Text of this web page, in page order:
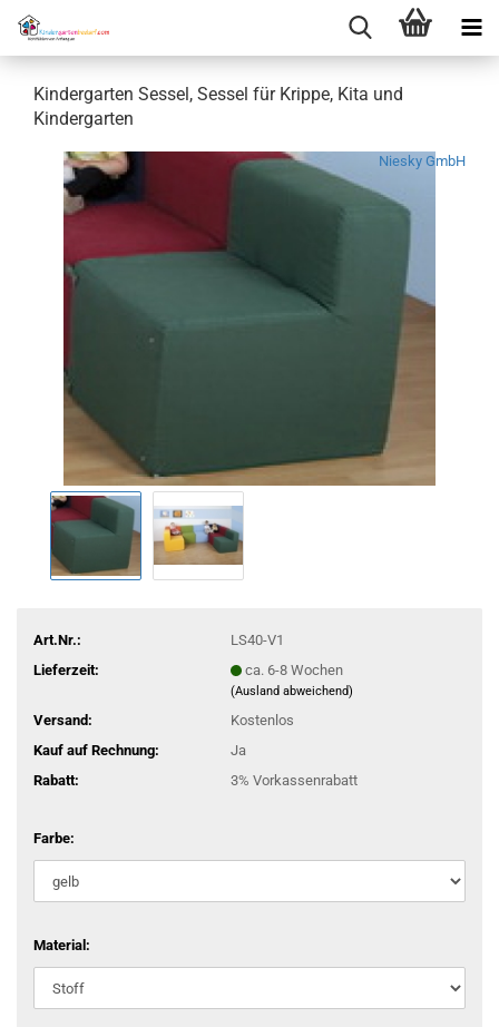
Kindergarten Sessel, Sessel für Krippe, Kita und
Kindergarten
Niesky GmbH
Art.Nr.:
LS40-V1
Lieferzeit:
ca. 6-8 Wochen
(Ausland abweichend)
Versand:
Kostenlos
Kauf auf Rechnung:
Ja
Rabatt:
3% Vorkassenrabatt
Farbe:
Material: